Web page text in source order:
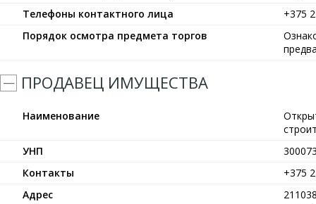
Телефоны контактного лица
+375
Порядок осмотра предмета торгов
ПРОДАВЕЦ ИМУЩЕСТВА
Наименование
УНП
Контакты
+375
Адрес